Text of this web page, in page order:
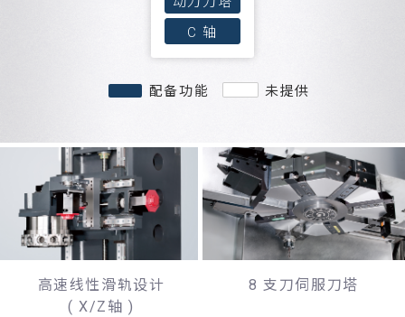
C 轴
配备功能 未提供
高速线性滑轨设计
( X/Z轴 )
8 支刀伺服刀塔